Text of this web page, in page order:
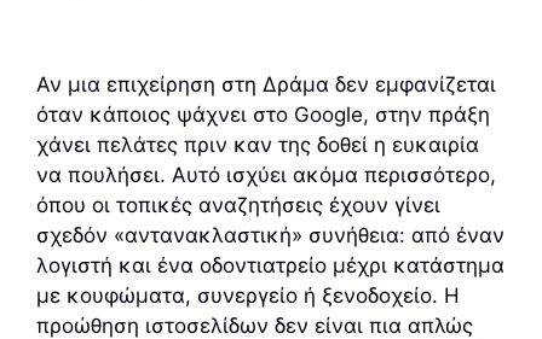
Αν μια επιχείρηση στη Δράμα δεν εμφανίζεται
όταν κάποιος ψάχνει στο Google, στην πράξη
χάνει πελάτες πριν καν της δοθεί η ευκαιρία
να πουλήσει. Αυτό ισχύει ακόμα περισσότερο,
όπου οι τοπικές αναζητήσεις έχουν γίνει
σχεδόν «αντανακλαστική» συνήθεια: από έναν
λογιστή και ένα οδοντιατρείο μέχρι κατάστημα
με κουφώματα, συνεργείο ή ξενοδοχείο. Η
προώθηση ιστοσελίδων δεν είναι πια απλώς